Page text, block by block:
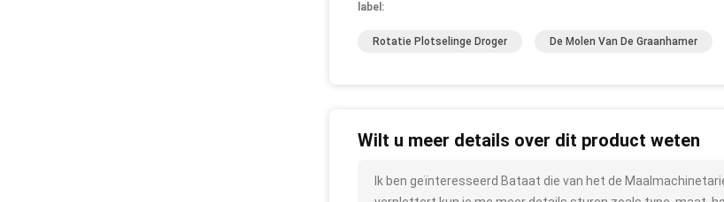
label:
Rotatie Plotselinge Droger De Molen Van De Graanhamer
Wilt u meer details over dit product weten
Ik ben geïnteresseerd Bataat die van het de